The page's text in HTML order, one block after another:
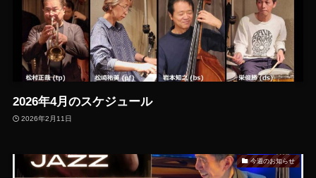
2026年4月のスケジュール
2026年2月11日
今週のお知らせ